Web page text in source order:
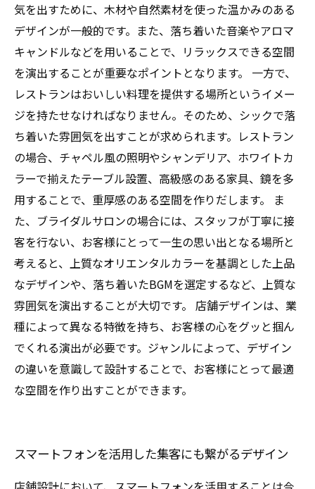
気を出すために、木材や自然素材を使った温かみのある
デザインが一般的です。また、落ち着いた音楽やアロマ
キャンドルなどを用いることで、リラックスできる空間
を演出することが重要なポイントとなります。 一方で、
レストランはおいしい料理を提供する場所というイメー
ジを持たせなければなりません。そのため、シックで落
ち着いた雰囲気を出すことが求められます。レストラン
の場合、チャペル風の照明やシャンデリア、ホワイトカ
ラーで揃えたテーブル設置、高級感のある家具、鏡を多
用することで、重厚感のある空間を作りだします。 ま
た、ブライダルサロンの場合には、スタッフが丁寧に接
客を行ない、お客様にとって一生の思い出となる場所と
考えると、上質なオリエンタルカラーを基調とした上品
なデザインや、落ち着いたBGMを選定するなど、上質な
雰囲気を演出することが大切です。 店舗デザインは、業
種によって異なる特徴を持ち、お客様の心をグッと掴ん
でくれる演出が必要です。ジャンルによって、デザイン
の違いを意識して設計することで、お客様にとって最適
な空間を作り出すことができます。
スマートフォンを活用した集客にも繋がるデザイン